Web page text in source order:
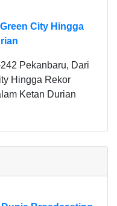
City Hingga
Pekanbaru, Dari
Hingga Rekor
Ketan Durian